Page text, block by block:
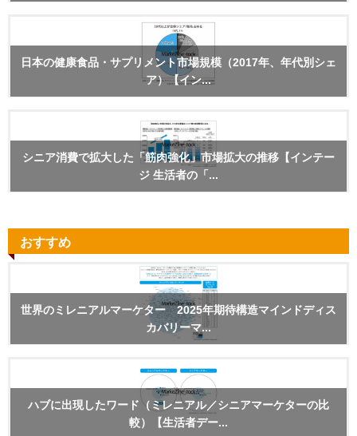
日本の健康食品・サプリメント市場規模（2017年、年代別シェ
ア）【イン...
シニア消費で拡大した「筋肉強化」市場拡大の推移【インテー
ジ 生活者の「...
おすすめ
世界のミレニアルマーケター 2025年期待構造マインドディス
カバリーマ...
ハブに出現したワード（ミレニアル／シニアマーケターの比
較）【生活者デー...